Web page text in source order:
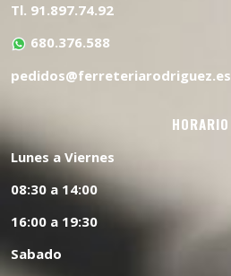
Tl. 91.897.74.92
680.376.588
pedidos@ferreteriarodriguez.es
HORARIO
Lunes a Viernes
08:30 a 14:00
16:00 a 19:30
Sabado